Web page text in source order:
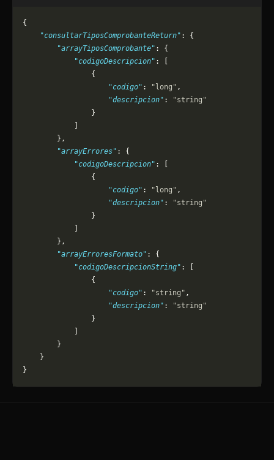
{
    "consultarTiposComprobanteReturn"
: {
        "arrayTiposComprobante"
: {
            "codigoDescripcion"
: [
                {
                    "codigo"
: "long" ,
                    "descripcion"
:
"string"
                }
        },
        "arrayErrores"
: {
            "codigoDescripcion"
: [
                {
                    "codigo"
: "long" ,
                    "descripcion"
:
"string"
                }
        },
        "arrayErroresFormato"
: {
            "codigoDescripcionString"
: [
                {
                    "codigo"
: "string" ,
                    "descripcion"
:
"string"
                }
        }
    }
}